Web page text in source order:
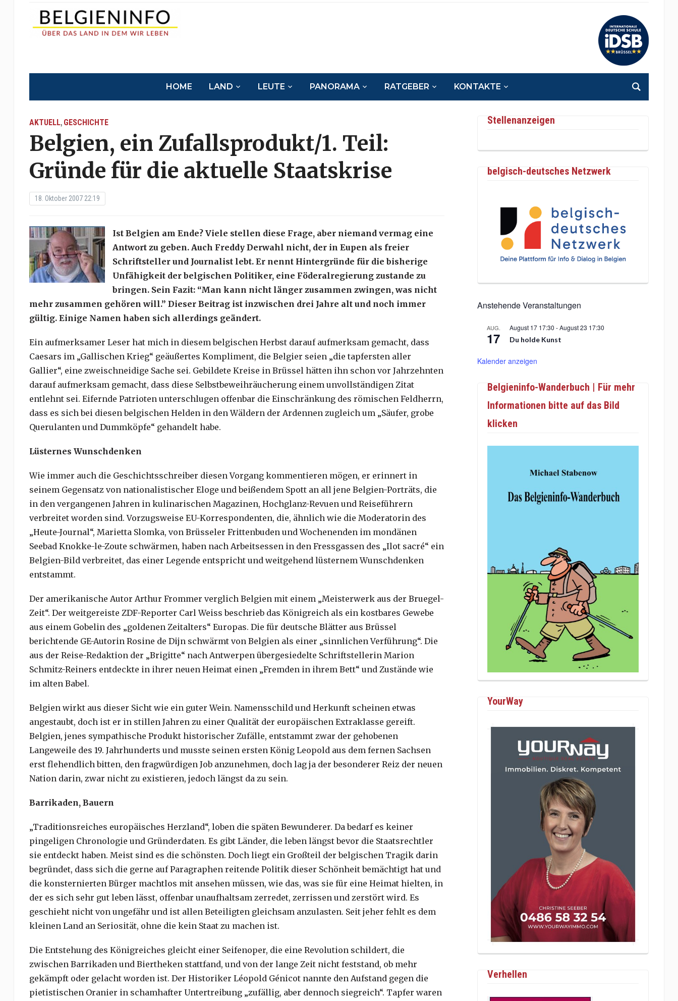
HOME LAND LEUTE PANORAMA RATGEBER KONTAKTE
AKTUELL, GESCHICHTE
Belgien, ein Zufallsprodukt/1. Teil:
Gründe für die aktuelle Staatskrise
18. Oktober 2007 22:19
Ist Belgien am Ende? Viele stellen diese Frage, aber niemand vermag eine
Antwort zu geben. Auch Freddy Derwahl nicht, der in Eupen als freier
Schriftsteller und Journalist lebt. Er nennt Hintergründe für die bisherige
Unfähigkeit der belgischen Politiker, eine Föderalregierung zustande zu
bringen. Sein Fazit: “Man kann nicht länger zusammen zwingen, was nicht
mehr zusammen gehören will.” Dieser Beitrag ist inzwischen drei Jahre alt und noch immer
gültig. Einige Namen haben sich allerdings geändert.
Ein aufmerksamer Leser hat mich in diesem belgischen Herbst darauf aufmerksam gemacht, dass
Caesars im „Gallischen Krieg“ geäußertes Kompliment, die Belgier seien „die tapfersten aller
Gallier“, eine zweischneidige Sache sei. Gebildete Kreise in Brüssel hätten ihn schon vor Jahrzehnten
darauf aufmerksam gemacht, dass diese Selbstbeweihräucherung einem unvollständigen Zitat
entlehnt sei. Eifernde Patrioten unterschlugen offenbar die Einschränkung des römischen Feldherrn,
dass es sich bei diesen belgischen Helden in den Wäldern der Ardennen zugleich um „Säufer, grobe
Querulanten und Dummköpfe“ gehandelt habe.
Lüsternes Wunschdenken
Wie immer auch die Geschichtsschreiber diesen Vorgang kommentieren mögen, er erinnert in
seinem Gegensatz von nationalistischer Eloge und beißendem Spott an all jene Belgien-Porträts, die
in den vergangenen Jahren in kulinarischen Magazinen, Hochglanz-Revuen und Reiseführern
verbreitet worden sind. Vorzugsweise EU-Korrespondenten, die, ähnlich wie die Moderatorin des
„Heute-Journal“, Marietta Slomka, von Brüsseler Frittenbuden und Wochenenden im mondänen
Seebad Knokke-le-Zoute schwärmen, haben nach Arbeitsessen in den Fressgassen des „Ilot sacré“ ein
Belgien-Bild verbreitet, das einer Legende entspricht und weitgehend lüsternem Wunschdenken
entstammt.
Der amerikanische Autor Arthur Frommer verglich Belgien mit einem „Meisterwerk aus der Bruegel-
Zeit“. Der weitgereiste ZDF-Reporter Carl Weiss beschrieb das Königreich als ein kostbares Gewebe
aus einem Gobelin des „goldenen Zeitalters“ Europas. Die für deutsche Blätter aus Brüssel
berichtende GE-Autorin Rosine de Dijn schwärmt von Belgien als einer „sinnlichen Verführung“. Die
aus der Reise-Redaktion der „Brigitte“ nach Antwerpen übergesiedelte Schriftstellerin Marion
Schmitz-Reiners entdeckte in ihrer neuen Heimat einen „Fremden in ihrem Bett“ und Zustände wie
im alten Babel.
Belgien wirkt aus dieser Sicht wie ein guter Wein. Namensschild und Herkunft scheinen etwas
angestaubt, doch ist er in stillen Jahren zu einer Qualität der europäischen Extraklasse gereift.
Belgien, jenes sympathische Produkt historischer Zufälle, entstammt zwar der gehobenen
Langeweile des 19. Jahrhunderts und musste seinen ersten König Leopold aus dem fernen Sachsen
erst flehendlich bitten, den fragwürdigen Job anzunehmen, doch lag ja der besonderer Reiz der neuen
Nation darin, zwar nicht zu existieren, jedoch längst da zu sein.
Barrikaden, Bauern
„Traditionsreiches europäisches Herzland“, loben die späten Bewunderer. Da bedarf es keiner
pingeligen Chronologie und Gründerdaten. Es gibt Länder, die leben längst bevor die Staatsrechtler
sie entdeckt haben. Meist sind es die schönsten. Doch liegt ein Großteil der belgischen Tragik darin
begründet, dass sich die gerne auf Paragraphen reitende Politik dieser Schönheit bemächtigt hat und
die konsternierten Bürger machtlos mit ansehen müssen, wie das, was sie für eine Heimat hielten, in
der es sich sehr gut leben lässt, offenbar unaufhaltsam zerredet, zerrissen und zerstört wird. Es
geschieht nicht von ungefähr und ist allen Beteiligten gleichsam anzulasten. Seit jeher fehlt es dem
kleinen Land an Seriosität, ohne die kein Staat zu machen ist.
Die Entstehung des Königreiches gleicht einer Seifenoper, die eine Revolution schildert, die
zwischen Barrikaden und Biertheken stattfand, und von der lange Zeit nicht feststand, ob mehr
gekämpft oder gelacht worden ist. Der Historiker Léopold Génicot nannte den Aufstand gegen die
pietistischen Oranier in schamhafter Untertreibung „zufällig, aber dennoch siegreich“. Tapfer waren
Stellenanzeigen
belgisch-deutsches Netzwerk
Anstehende Veranstaltungen
AUG.
17
August 17 17:30 -August 23 17:30
Du holde Kunst
Kalender anzeigen
Belgieninfo-Wanderbuch | Für mehr
Informationen bitte auf das Bild
klicken
YourWay
Verhellen